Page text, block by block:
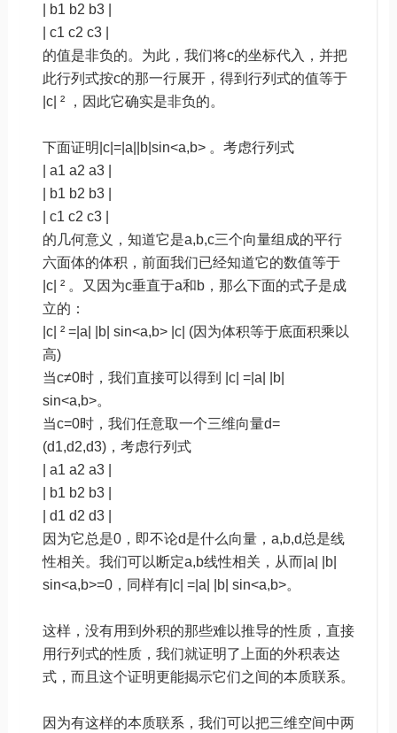
| b1 b2 b3 |
| c1 c2 c3 |
的值是非负的。为此，我们将c的坐标代入，并把
此行列式按c的那一行展开，得到行列式的值等于
|c| ² ，因此它确实是非负的。
下面证明|c|=|a||b|sin<a,b> 。考虑行列式
| a1 a2 a3 |
| b1 b2 b3 |
| c1 c2 c3 |
的几何意义，知道它是a,b,c三个向量组成的平行
六面体的体积，前面我们已经知道它的数值等于
|c| ² 。又因为c垂直于a和b，那么下面的式子是成
立的：
|c| ² =|a| |b| sin<a,b> |c| (因为体积等于底面积乘以
高)
当c≠0时，我们直接可以得到 |c| =|a| |b|
sin<a,b>。
当c=0时，我们任意取一个三维向量d=
(d1,d2,d3)，考虑行列式
| a1 a2 a3 |
| b1 b2 b3 |
| d1 d2 d3 |
因为它总是0，即不论d是什么向量，a,b,d总是线
性相关。我们可以断定a,b线性相关，从而|a| |b|
sin<a,b>=0，同样有|c| =|a| |b| sin<a,b>。
这样，没有用到外积的那些难以推导的性质，直接
用行列式的性质，我们就证明了上面的外积表达
式，而且这个证明更能揭示它们之间的本质联系。
因为有这样的本质联系，我们可以把三维空间中两